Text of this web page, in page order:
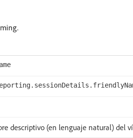
descriptivo (en lenguaje natural) del